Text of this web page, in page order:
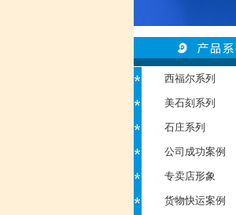
西福尔系列
美石刻系列
石庄系列
公司成功案例
专卖店形象
货物快运案例